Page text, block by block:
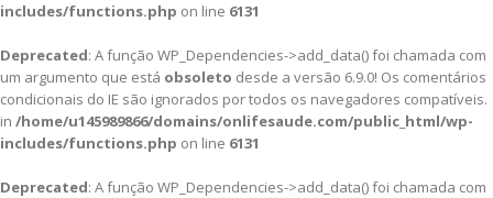
includes/functions.php on line 6131
Deprecated: A função WP_Dependencies->add_data() foi chamada com
um argumento que está obsoleto desde a versão 6.9.0! Os comentários
condicionais do IE são ignorados por todos os navegadores compatíveis.
in /home/u145989866/domains/onlifesaude.com/public_html/wp-
includes/functions.php on line 6131
Deprecated: A função WP_Dependencies->add_data() foi chamada com